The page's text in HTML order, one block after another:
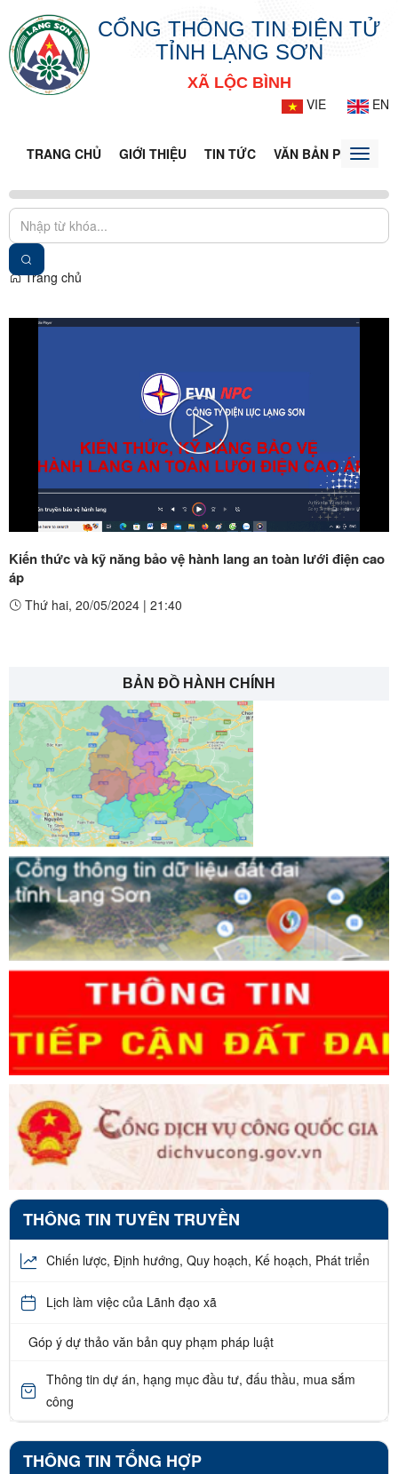
CỔNG THÔNG TIN ĐIỆN TỬ
TỈNH LẠNG SƠN
XÃ LỘC BÌNH
VIE
EN
TRANG CHỦ GIỚI THIỆU TIN TỨC VĂN BẢN PHÁPToggle
Trang chủ
Play
Video
Kiến thức và kỹ năng bảo vệ hành lang an toàn lưới điện cao
áp
Thứ hai, 20/05/2024 | 21:40
BẢN ĐỒ HÀNH CHÍNH
THÔNG TIN TUYÊN TRUYỀN
Chiến lược, Định hướng, Quy hoạch, Kế hoạch, Phát triển
Lịch làm việc của Lãnh đạo xã
Góp ý dự thảo văn bản quy phạm pháp luật
Thông tin dự án, hạng mục đầu tư, đấu thầu, mua sắm
công
THÔNG TIN TỔNG HỢP